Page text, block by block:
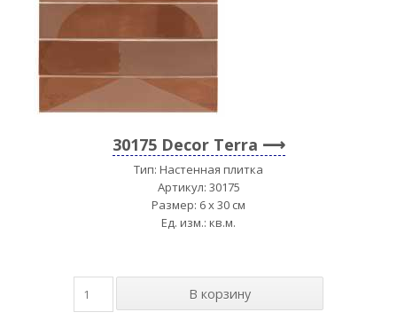
30175 Decor Terra
Тип: Настенная плитка
Артикул: 30175
Размер: 6 x 30 см
Ед. изм.: кв.м.